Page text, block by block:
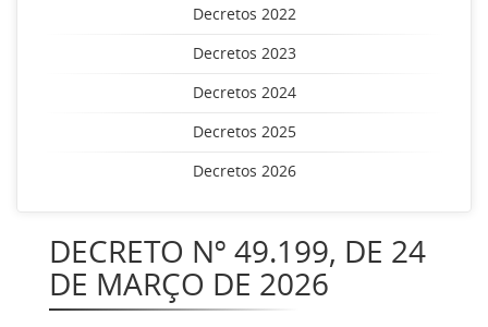
Decretos 2022
Decretos 2023
Decretos 2024
Decretos 2025
Decretos 2026
DECRETO Nº 49.199, DE 24
DE MARÇO DE 2026